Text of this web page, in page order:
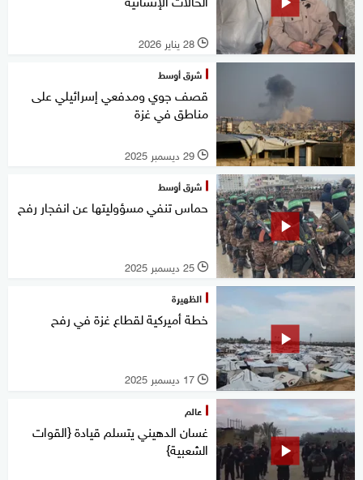
l 28 يناير 2026
شرق أوسط
قصف جوي ومدفعي إسرائيلي على
مناطق في غزة
l 29 ديسمبر 2025
شرق أوسط
حماس تنفي مسؤوليتها عن انفجار رفح
l 25 ديسمبر 2025
الظهيرة
خطة أميركية لقطاع غزة في رفح
l 17 ديسمبر 2025
عالم
غسان الدهيني يتسلم قيادة {القوات
الشعبية}